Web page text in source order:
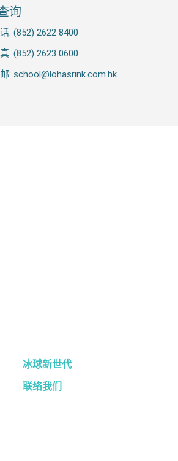
询
: (852) 2622 8400
: (852) 2623 0600
: school@lohasrink.com.hk
冰球新世代
联络我们